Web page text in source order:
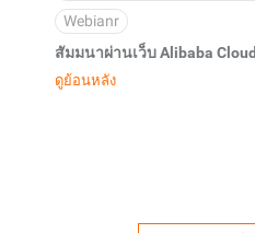
มนาผ่านเว็บ Alibaba Cloud X Elastos